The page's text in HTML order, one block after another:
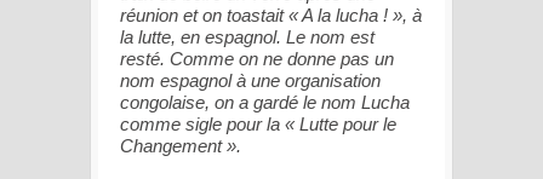
réunion et on toastait « A la lucha ! », à
la lutte, en espagnol. Le nom est
resté. Comme on ne donne pas un
nom espagnol à une organisation
congolaise, on a gardé le nom Lucha
comme sigle pour la « Lutte pour le
Changement ».